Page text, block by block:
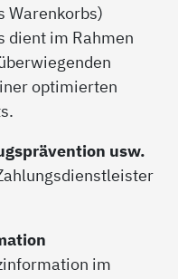
Warenkorbs)
dient im Rahmen
optimierten
usw.
im